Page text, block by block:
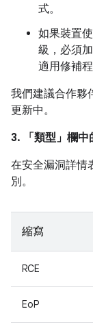
式。
如果裝置
級，必須
適用修補程
我們建議合作夥
更新中。
3. 「類型」 欄中
在安全漏洞詳情
別。
縮寫
RCE
EoP